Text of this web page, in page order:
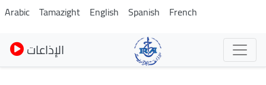
Skip
to
main
content
Arabic Tamazight English Spanish French
الإذاعات